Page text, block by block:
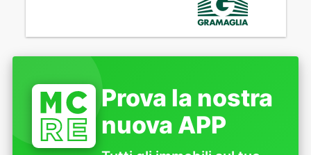
Prova la nostra
nuova APP